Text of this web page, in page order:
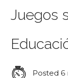
Juegos
Posted 6